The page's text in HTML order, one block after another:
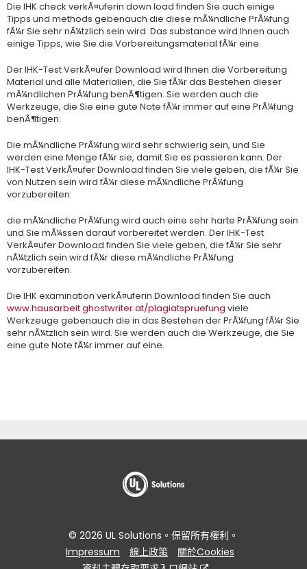
Die IHK check verkÃ¤uferin down load finden Sie auch einige
Tipps und methods gebenauch die diese mÃ¼ndliche PrÃ¼fung
fÃ¼r Sie sehr nÃ¼tzlich sein wird. Das substance wird Ihnen auch
einige Tipps, wie Sie die Vorbereitungsmaterial fÃ¼r eine.
Der IHK-Test VerkÃ¤ufer Download wird Ihnen die Vorbereitung
Material und alle Materialien, die Sie fÃ¼r das Bestehen dieser
mÃ¼ndlichen PrÃ¼fung benÃ¶tigen. Sie werden auch die
Werkzeuge, die Sie eine gute Note fÃ¼r immer auf eine PrÃ¼fung
benÃ¶tigen.
Die mÃ¼ndliche PrÃ¼fung wird sehr schwierig sein, und Sie
werden eine Menge fÃ¼r sie, damit Sie es passieren kann. Der
IHK-Test VerkÃ¤ufer Download finden Sie viele geben, die fÃ¼r Sie
von Nutzen sein wird fÃ¼r diese mÃ¼ndliche PrÃ¼fung
vorzubereiten.
die mÃ¼ndliche PrÃ¼fung wird auch eine sehr harte PrÃ¼fung sein
und Sie mÃ¼ssen darauf vorbereitet werden. Der IHK-Test
VerkÃ¤ufer Download finden Sie viele geben, die fÃ¼r Sie sehr
nÃ¼tzlich sein wird fÃ¼r diese mÃ¼ndliche PrÃ¼fung
vorzubereiten.
Die IHK examination verkÃ¤uferin Download finden Sie auch
www.hausarbeit ghostwriter.at/plagiatspruefung viele
Werkzeuge gebenauch die in das Bestehen der PrÃ¼fung fÃ¼r Sie
sehr nÃ¼tzlich sein wird. Sie werden auch die Werkzeuge, die Sie
eine gute Note fÃ¼r immer auf eine.
© 2026 UL Solutions。保留所有權利。
Impressum
線上政策
關於Cookies